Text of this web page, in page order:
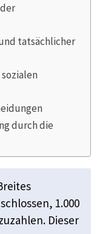
tatsächlicher
durch die
1.000
Dieser